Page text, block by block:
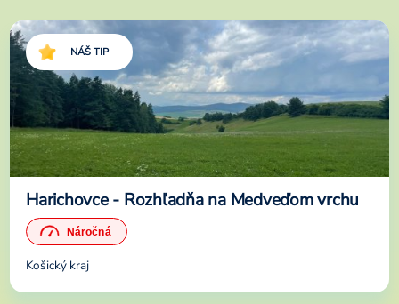
NÁŠ TIP
Harichovce - Rozhľadňa na Medveďom vrchu
Košický kraj